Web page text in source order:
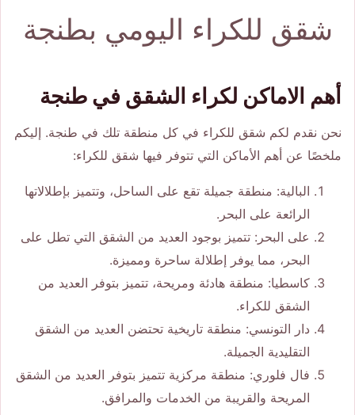
شقق للكراء اليومي بطنجة
أهم الاماكن لكراء الشقق في طنجة
نحن نقدم لكم شقق للكراء في كل منطقة تلك في طنجة. إليكم
ملخصًا عن أهم الأماكن التي تتوفر فيها شقق للكراء:
البالية: منطقة جميلة تقع على الساحل، وتتميز بإطلالاتها
الرائعة على البحر.
على البحر: تتميز بوجود العديد من الشقق التي تطل على
البحر، مما يوفر إطلالة ساحرة ومميزة.
كاسطيا: منطقة هادئة ومريحة، تتميز بتوفر العديد من
الشقق للكراء.
دار التونسي: منطقة تاريخية تحتضن العديد من الشقق
التقليدية الجميلة.
فال فلوري: منطقة مركزية تتميز بتوفر العديد من الشقق
المريحة والقريبة من الخدمات والمرافق.